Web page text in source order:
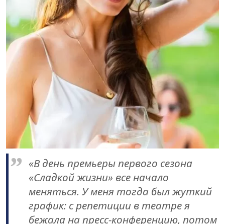
«В день премьеры первого сезона
«Сладкой жизни» все начало
меняться. У меня тогда был жуткий
график: с репетиции в театре я
бежала на пресс-конференцию, потом